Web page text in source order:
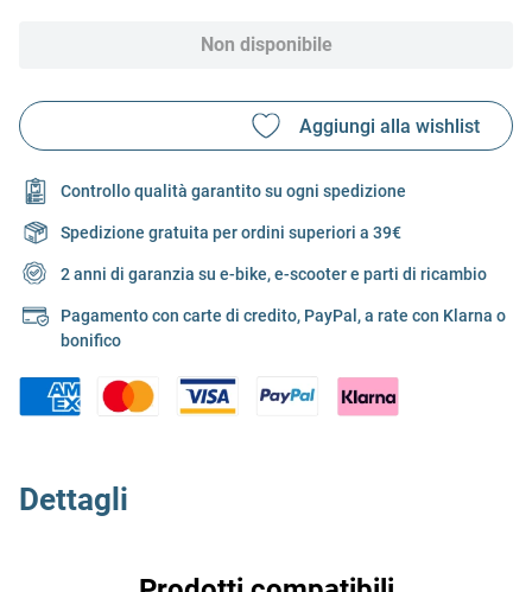
Non disponibile
Controllo qualità garantito su ogni spedizione
Spedizione gratuita per ordini superiori a 39€
2 anni di garanzia su e-bike, e-scooter e parti di ricambio
Pagamento con carte di credito, PayPal, a rate con Klarna o
bonifico
Dettagli